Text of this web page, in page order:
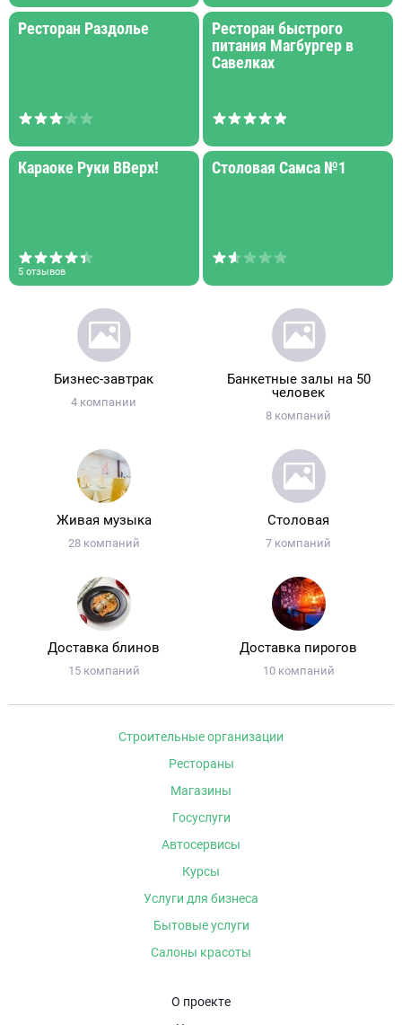
Ресторан Раздолье
Ресторан быстрого
питания Магбургер в
Савелках
Караоке Руки ВВерх!
5 отзывов
Столовая Самса №1
Бизнес-завтрак
4 компании
Банкетные залы на 50
человек
8 компаний
Живая музыка
28 компаний
Столовая
7 компаний
Доставка блинов
15 компаний
Доставка пирогов
10 компаний
Строительные организации
Рестораны
Магазины
Госуслуги
Автосервисы
Курсы
Услуги для бизнеса
Бытовые услуги
Салоны красоты
О проекте